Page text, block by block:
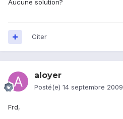
Aucune solution?
Citer
aloyer
Posté(e) 14 septembre 2009
Frd,